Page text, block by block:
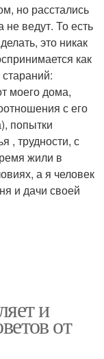
но расстались
не ведут. То есть
это никак
как
моего дома,
с его
попытки
, трудности, с
жили в
а я человек
и дачи своей
и
от